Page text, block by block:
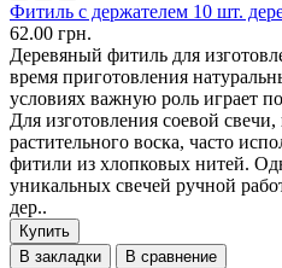
Фитиль с держателем 10 шт.
62.00 грн.
Деревяный фитиль для
время приготовления
условиях важную роль играет
Для изготовления соевой
растительного воска, часто
фитили из хлопковых нитей.
уникальных свечей ручной
дер..
Купить
В закладки
В сравнение